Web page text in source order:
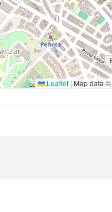
Leaflet |Map data ©